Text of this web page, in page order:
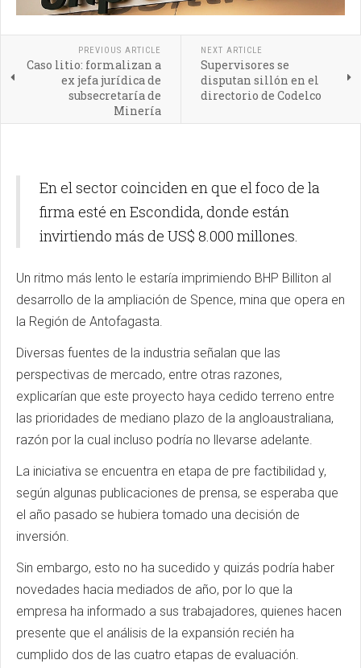
PREVIOUS ARTICLE
Caso litio: formalizan a
ex jefa jurídica de
subsecretaría de
Minería
NEXT ARTICLE
Supervisores se
disputan sillón en el
directorio de Codelco
En el sector coinciden en que el foco de la
firma esté en Escondida, donde están
invirtiendo más de US$ 8.000 millones.
Un ritmo más lento le estaría imprimiendo BHP Billiton al
desarrollo de la ampliación de Spence, mina que opera en
la Región de Antofagasta.
Diversas fuentes de la industria señalan que las
perspectivas de mercado, entre otras razones,
explicarían que este proyecto haya cedido terreno entre
las prioridades de mediano plazo de la angloaustraliana,
razón por la cual incluso podría no llevarse adelante.
La iniciativa se encuentra en etapa de pre factibilidad y,
según algunas publicaciones de prensa, se esperaba que
el año pasado se hubiera tomado una decisión de
inversión.
Sin embargo, esto no ha sucedido y quizás podría haber
novedades hacia mediados de año, por lo que la
empresa ha informado a sus trabajadores, quienes hacen
presente que el análisis de la expansión recién ha
cumplido dos de las cuatro etapas de evaluación.